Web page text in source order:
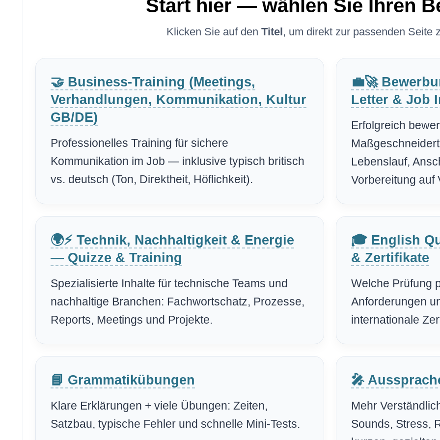
Start hier — wählen Sie Ihren
Klicken Sie auf den Titel, um direkt zur passenden Seite
🤝 Business-Training (Meetings,
Verhandlungen, Kommunikation, Kultur
GB/DE)
Professionelles Training für sichere
Kommunikation im Job — inklusive typisch britisch
vs. deutsch (Ton, Direktheit, Höflichkeit).
💼🚀
Letter & Job
Erfolgreich
Lebenslauf,
Vorbereitung auf
🌍⚡ Technik, Nachhaltigkeit & Energie
— Quizze & Training
Spezialisierte Inhalte für technische Teams und
nachhaltige Branchen: Fachwortschatz, Prozesse,
Reports, Meetings und Projekte.
🎓 English
& Zertifikate
Welche Prüfung
Anforderungen
internationale
📘 Grammatikübungen
Klare Erklärungen + viele Übungen: Zeiten,
Satzbau, typische Fehler und schnelle Mini-Tests.
🎤
Mehr
Sounds, Stress,